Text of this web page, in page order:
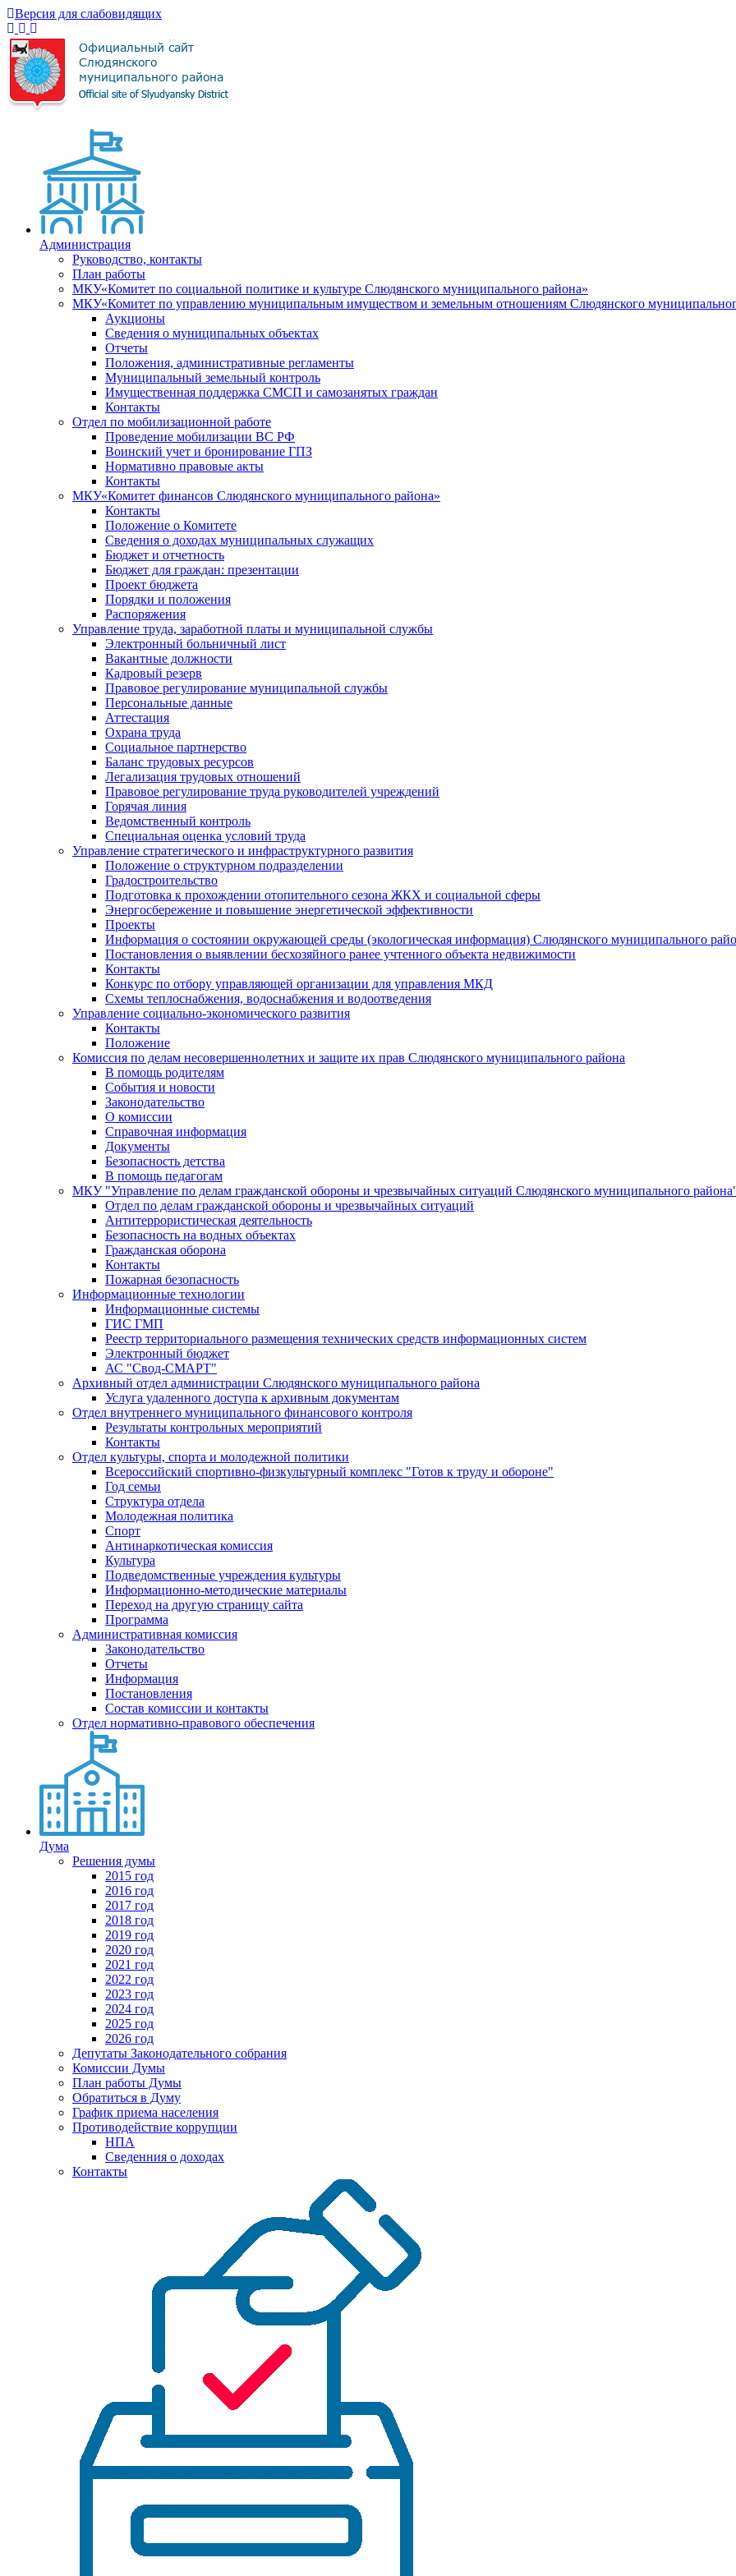
Версия для слабовидящих
Администрация
Руководство, контакты
План работы
МКУ«Комитет по социальной политике и культуре Слюдянского муниципального района»
МКУ«Комитет по управлению муниципальным имуществом и земельным отношениям Слюдянского
Аукционы
Сведения о муниципальных объектах
Отчеты
Положения, административные регламенты
Муниципальный земельный контроль
Имущественная поддержка СМСП и самозанятых граждан
Контакты
Отдел по мобилизационной работе
Проведение мобилизации ВС РФ
Воинский учет и бронирование ГПЗ
Нормативно правовые акты
Контакты
МКУ«Комитет финансов Слюдянского муниципального района»
Контакты
Положение о Комитете
Сведения о доходах муниципальных служащих
Бюджет и отчетность
Бюджет для граждан: презентации
Проект бюджета
Порядки и положения
Распоряжения
Управление труда, заработной платы и муниципальной службы
Электронный больничный лист
Вакантные должности
Кадровый резерв
Правовое регулирование муниципальной службы
Персональные данные
Аттестация
Охрана труда
Социальное партнерство
Баланс трудовых ресурсов
Легализация трудовых отношений
Правовое регулирование труда руководителей учреждений
Горячая линия
Ведомственный контроль
Специальная оценка условий труда
Управление стратегического и инфраструктурного развития
Положение о структурном подразделении
Градостроительство
Подготовка к прохождении отопительного сезона ЖКХ и социальной сферы
Энергосбережение и повышение энергетической эффективности
Проекты
Информация о состоянии окружающей среды (экологическая информация) Слюдянского муниципального
Постановления о выявлении бесхозяйного ранее учтенного объекта недвижимости
Контакты
Конкурс по отбору управляющей организации для управления МКД
Схемы теплоснабжения, водоснабжения и водоотведения
Управление социально-экономического развития
Контакты
Положение
Комиссия по делам несовершеннолетних и защите их прав Слюдянского муниципального района
В помощь родителям
События и новости
Законодательство
О комиссии
Справочная информация
Документы
Безопасность детства
В помощь педагогам
МКУ "Управление по делам гражданской обороны и чрезвычайных ситуаций Слюдянского муниципального
Отдел по делам гражданской обороны и чрезвычайных ситуаций
Антитеррористическая деятельность
Безопасность на водных объектах
Гражданская оборона
Контакты
Пожарная безопасность
Информационные технологии
Информационные системы
ГИС ГМП
Реестр территориального размещения технических средств информационных систем
Электронный бюджет
АС "Свод-СМАРТ"
Архивный отдел администрации Слюдянского муниципального района
Услуга удаленного доступа к архивным документам
Отдел внутреннего муниципального финансового контроля
Результаты контрольных мероприятий
Контакты
Отдел культуры, спорта и молодежной политики
Всероссийский спортивно-физкультурный комплекс "Готов к труду и обороне"
Год семьи
Структура отдела
Молодежная политика
Спорт
Антинаркотическая комиссия
Культура
Подведомственные учреждения культуры
Информационно-методические материалы
Переход на другую страницу сайта
Программа
Административная комиссия
Законодательство
Отчеты
Информация
Постановления
Состав комиссии и контакты
Отдел нормативно-правового обеспечения
Дума
Решения думы
2015 год
2016 год
2017 год
2018 год
2019 год
2020 год
2021 год
2022 год
2023 год
2024 год
2025 год
2026 год
Депутаты Законодательного собрания
Комиссии Думы
План работы Думы
Обратиться в Думу
График приема населения
Противодействие коррупции
НПА
Сведенния о доходах
Контакты